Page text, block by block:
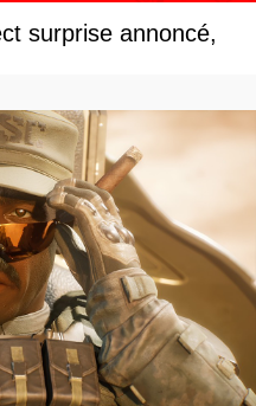
surprise annoncé,